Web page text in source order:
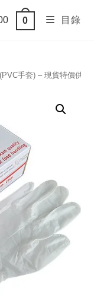
0 目錄
手套) – 現貨特價供應